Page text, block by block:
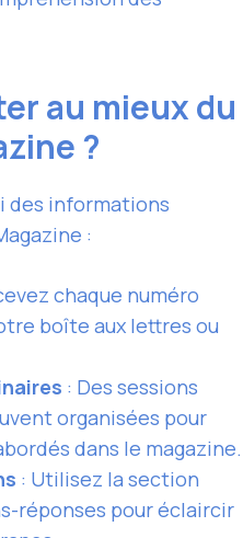
au mieux du
?
des informations
:
chaque numéro
boîte aux lettres ou
: Des sessions
organisées pour
dans le magazine.
: Utilisez la section
réponses pour éclaircir